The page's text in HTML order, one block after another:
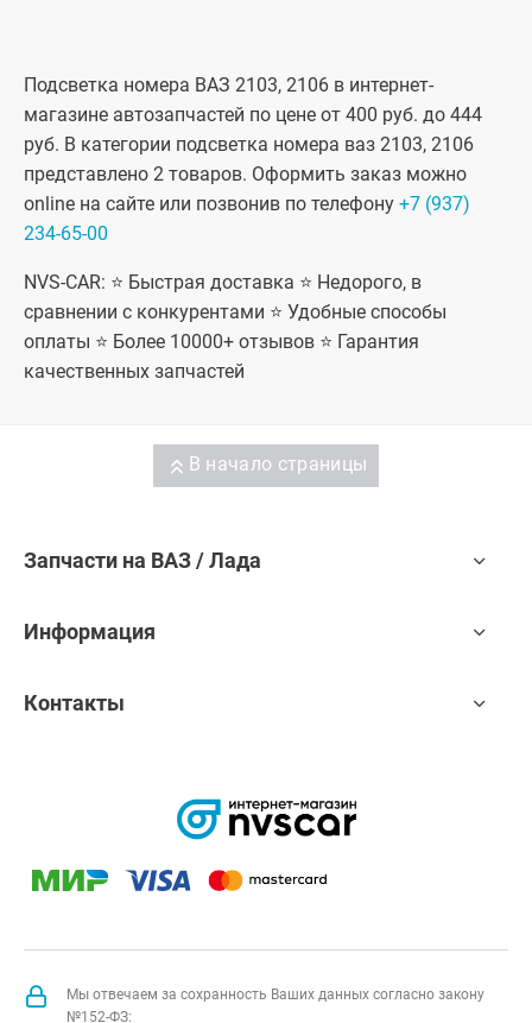
Подсветка номера ВАЗ 2103, 2106 в интернет-
магазине автозапчастей по цене от 400 руб. до 444
руб. В категории подсветка номера ваз 2103, 2106
представлено 2 товаров. Оформить заказ можно
online на сайте или позвонив по телефону +7 (937)
234-65-00
NVS-CAR: ⭐ Быстрая доставка ⭐ Недорого, в
сравнении с конкурентами ⭐ Удобные способы
оплаты ⭐ Более 10000+ отзывов ⭐ Гарантия
качественных запчастей
В начало страницы
Запчасти на ВАЗ / Лада
Информация
Контакты
Мы отвечаем за сохранность Ваших данных согласно закону
№152-ФЗ: